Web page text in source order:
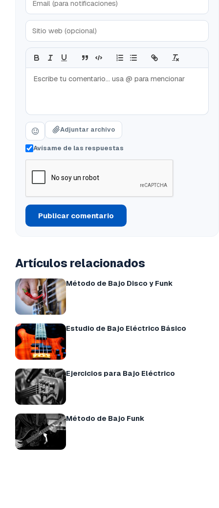
Adjuntar archivo
Avísame de las respuestas
Publicar comentario
Artículos relacionados
Método de Bajo Disco y Funk
Estudio de Bajo Eléctrico Básico
Ejercicios para Bajo Eléctrico
Método de Bajo Funk